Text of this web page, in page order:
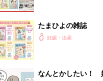
たまひよの雑誌
妊娠・出産
なんとかしたい！